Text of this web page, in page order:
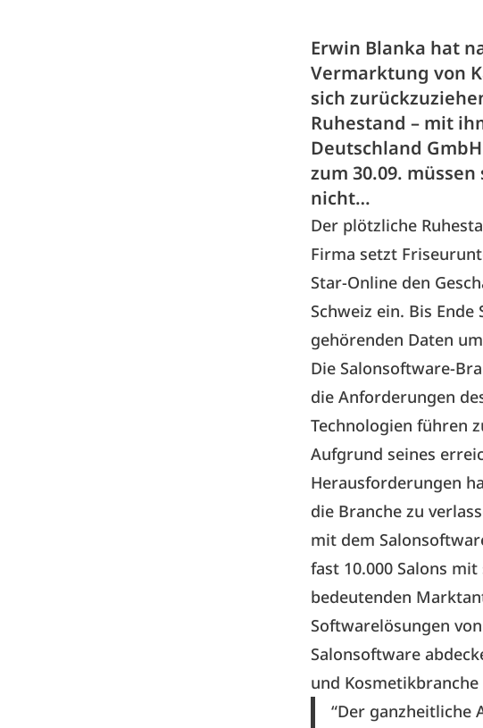
Erwin Blanka hat
Vermarktung von
sich
Ruhestand – mit
Deutschland
zum 30.09.
nicht…
Der plötzliche
Firma setzt
Star-Online den
Schweiz ein. Bis
gehörenden Daten
Die Salonsoftware-
die Anforderungen
Technologien führen
Aufgrund seines
Herausforderungen
die Branche zu
mit dem
fast 10.000 Salons
bedeutenden
Softwarelösungen
Salonsoftware
und Kosmetikbranche
“Der ganzheitliche